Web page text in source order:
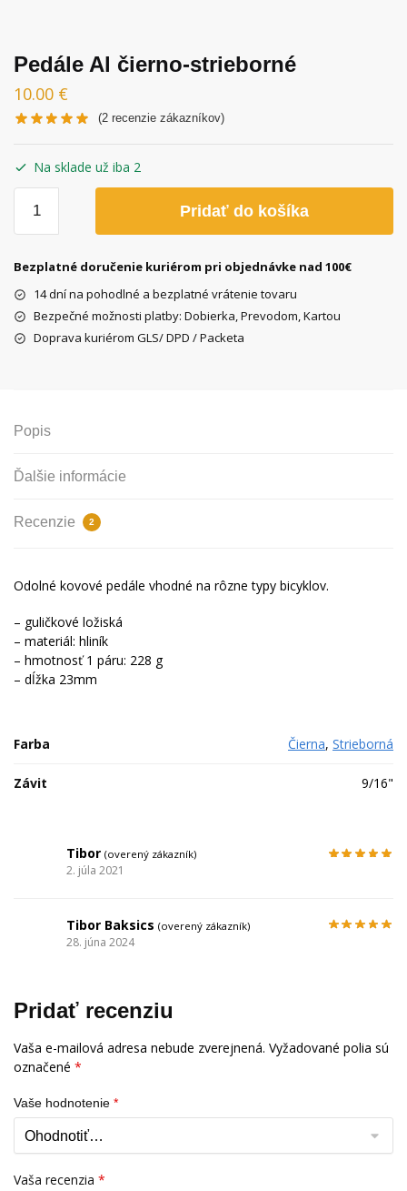
Pedále Al čierno-strieborné
10.00 €
(2 recenzie zákazníkov)
Na sklade už iba 2
Pedále
čierno-
Pridať do košíka
Bezplatné doručenie kuriérom pri objednávke nad 100€
14 dní na pohodlné a bezplatné vrátenie tovaru
Bezpečné možnosti platby: Dobierka, Prevodom, Kartou
Doprava kuriérom GLS/ DPD / Packeta
Popis
Ďalšie informácie
Recenzie 2
Odolné kovové pedále vhodné na rôzne typy bicyklov.
– guličkové ložiská
– materiál: hliník
– hmotnosť 1 páru: 228 g
– dĺžka 23mm
Farba Čierna, Strieborná
Závit 9/16"
Tibor (overený zákazník)
2. júla 2021
Tibor Baksics (overený zákazník)
28. júna 2024
Pridať recenziu
Vaša e-mailová adresa nebude zverejnená. Vyžadované polia sú
označené *
Vaše hodnotenie *
Vaša recenzia *